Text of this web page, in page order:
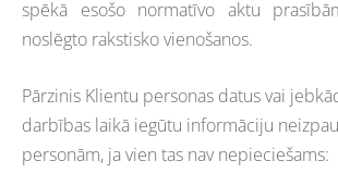
spēkā esošo normatīvo aktu
noslēgto rakstisko vienošanos.
Pārzinis Klientu personas datus vai
darbības laikā iegūtu informāciju
personām, ja vien tas nav nepieciešams: